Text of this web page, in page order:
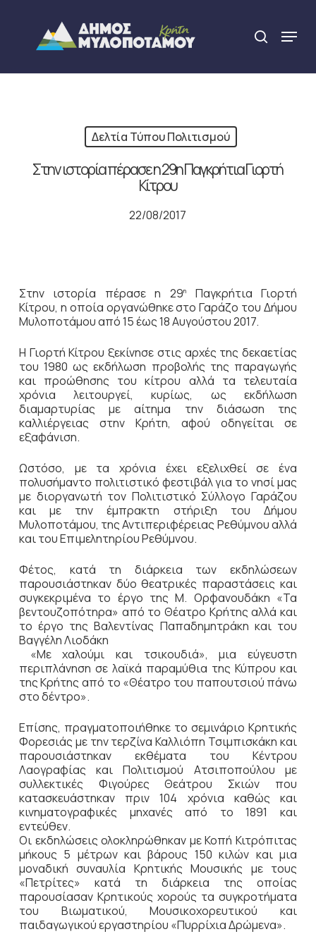
content
search
Menu
Δελτία Τύπου Πολιτισμού
Στην ιστορία πέρασε η 29η Παγκρήτια Γιορτή
Κίτρου
22/08/2017
Στην ιστορία πέρασε η 29η
Παγκρήτια Γιορτή
Κίτρου, η οποία οργανώθηκε στο Γαράζο του Δήμου
Μυλοποτάμου από 15 έως 18 Αυγούστου 2017.
Η Γιορτή Κίτρου ξεκίνησε στις αρχές της δεκαετίας
του 1980 ως εκδήλωση προβολής της παραγωγής
και προώθησης του κίτρου αλλά τα τελευταία
χρόνια λειτουργεί, κυρίως, ως εκδήλωση
διαμαρτυρίας με αίτημα την διάσωση της
καλλιέργειας στην Κρήτη, αφού οδηγείται σε
εξαφάνιση.
Ωστόσο, με τα χρόνια έχει εξελιχθεί σε ένα
πολυσήμαντο πολιτιστικό φεστιβάλ για το νησί μας
με διοργανωτή τον Πολιτιστικό Σύλλογο Γαράζου
και με την έμπρακτη στήριξη του Δήμου
Μυλοποτάμου, της Αντιπεριφέρειας Ρεθύμνου αλλά
και του Επιμελητηρίου Ρεθύμνου.
Φέτος, κατά τη διάρκεια των εκδηλώσεων
παρουσιάστηκαν δύο θεατρικές παραστάσεις και
συγκεκριμένα το έργο της Μ. Ορφανουδάκη «Τα
βεντουζοπότηρα» από το Θέατρο Κρήτης αλλά και
το έργο της Βαλεντίνας Παπαδημητράκη και του
Βαγγέλη Λιοδάκη
«Με χαλούμι και τσικουδιά», μια εύγευστη
περιπλάνηση σε λαϊκά παραμύθια της Κύπρου και
της Κρήτης από το «Θέατρο του παπουτσιού πάνω
στο δέντρο».
Επίσης, πραγματοποιήθηκε το σεμινάριο Κρητικής
Φορεσιάς με την τερζίνα Καλλιόπη Τσιμπισκάκη και
παρουσιάστηκαν εκθέματα του Κέντρου
Λαογραφίας και Πολιτισμού Ατσιποπούλου με
συλλεκτικές Φιγούρες Θεάτρου Σκιών που
κατασκευάστηκαν πριν 104 χρόνια καθώς και
κινηματογραφικές μηχανές από το 1891 και
εντεύθεν.
Οι εκδηλώσεις ολοκληρώθηκαν με Κοπή Κιτρόπιτας
μήκους 5 μέτρων και βάρους 150 κιλών και μια
μοναδική συναυλία Κρητικής Μουσικής με τους
«Πετρίτες» κατά τη διάρκεια της οποίας
παρουσίασαν Κρητικούς χορούς τα συγκροτήματα
του Βιωματικού, Μουσικοχορευτικού και
παιδαγωγικού εργαστηρίου «Πυρρίχια Δρώμενα».
Close